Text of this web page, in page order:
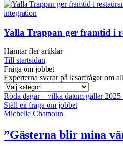
integration
Yalla Trappan ger framtid i
Hämtar fler artiklar
Till startsidan
Fråga om jobbet
Experterna svarar på läsarfrågor om
Röda dagar – vilka datum gäller 2025
Ställ en fråga om jobbet
Michelle Chamoun
”Gästerna blir mina